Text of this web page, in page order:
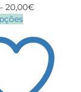
20,00€